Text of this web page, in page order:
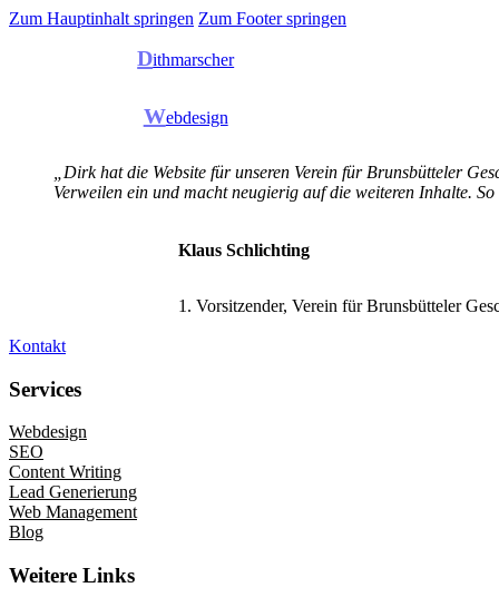
Zum Hauptinhalt springen Zum Footer springen
Dithmarscher
Webdesign
„Dirk hat die Website für unseren Verein für Brunsbütteler
Verweilen ein und macht neugierig auf die weiteren Inhalte.
Klaus Schlichting
1. Vorsitzender, Verein für Brunsbütteler
Kontakt
Services
Webdesign
SEO
Content Writing
Lead Generierung
Web Management
Blog
Weitere Links